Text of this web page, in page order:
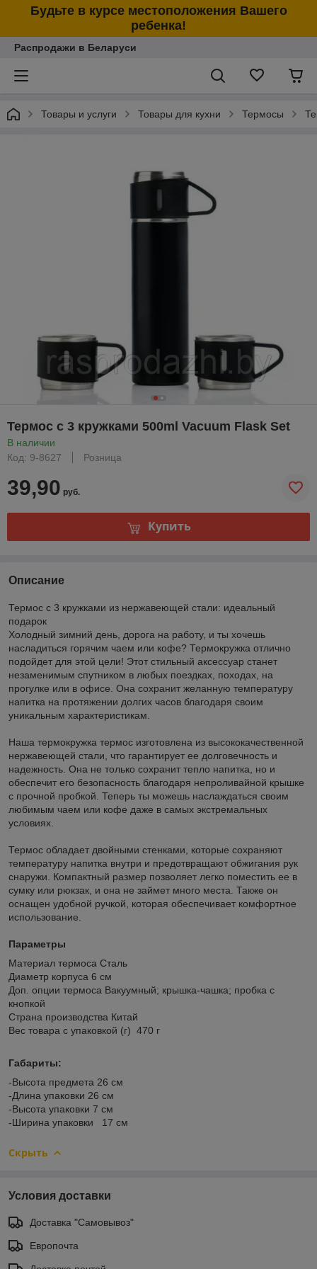
Будьте в курсе местоположения Вашего
ребенка!
Распродажи в Беларуси
Товары и услуги Товары для кухни Термосы
Термос с 3 кружками 500ml Vacuum Flask Set
В наличии
Код: 9-8627
Розница
39,90 руб.
Купить
Описание
Термос с 3 кружками из нержавеющей стали: идеальный
подарок
Холодный зимний день, дорога на работу, и ты хочешь
насладиться горячим чаем или кофе? Термокружка отлично
подойдет для этой цели! Этот стильный аксессуар станет
незаменимым спутником в любых поездках, походах, на
прогулке или в офисе. Она сохранит желанную температуру
напитка на протяжении долгих часов благодаря своим
уникальным характеристикам.
Наша термокружка термос изготовлена из высококачественной
нержавеющей стали, что гарантирует ее долговечность и
надежность. Она не только сохранит тепло напитка, но и
обеспечит его безопасность благодаря непроливайной крышке
с прочной пробкой. Теперь ты можешь наслаждаться своим
любимым чаем или кофе даже в самых экстремальных
условиях.
Термос обладает двойными стенками, которые сохраняют
температуру напитка внутри и предотвращают обжигания рук
снаружи. Компактный размер позволяет легко поместить ее в
сумку или рюкзак, и она не займет много места. Также он
оснащен удобной ручкой, которая обеспечивает комфортное
использование.
Параметры
Материал термоса Сталь
Диаметр корпуса 6 см
Доп. опции термоса Вакуумный; крышка-чашка; пробка с
кнопкой
Страна производства Китай
Вес товара с упаковкой (г) 470 г
Габариты:
-Высота предмета 26 см
-Длина упаковки 26 см
-Высота упаковки 7 см
-Ширина упаковки 17 см
Скрыть
Условия доставки
Доставка "Самовывоз"
Европочта